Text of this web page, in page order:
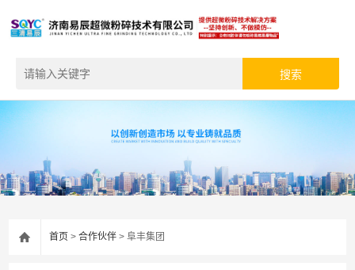
首页 >合作伙伴 > 阜丰集团